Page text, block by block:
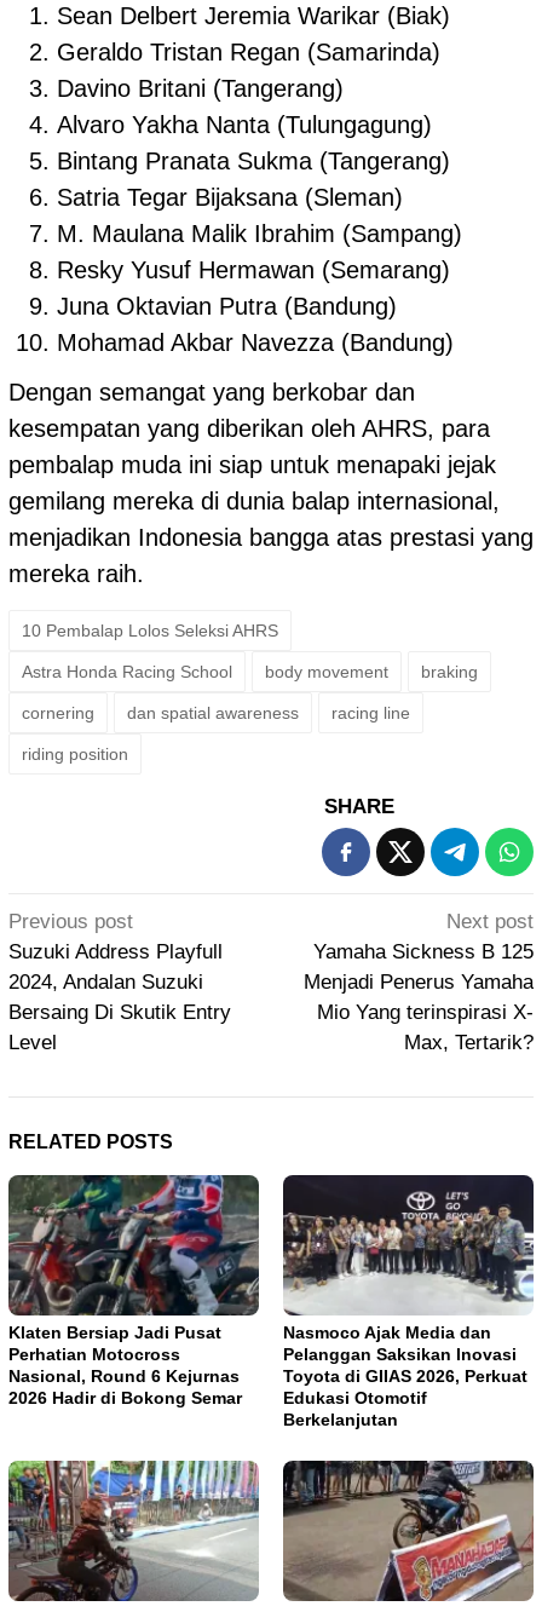
Sean Delbert Jeremia Warikar (Biak)
Geraldo Tristan Regan (Samarinda)
Davino Britani (Tangerang)
Alvaro Yakha Nanta (Tulungagung)
Bintang Pranata Sukma (Tangerang)
Satria Tegar Bijaksana (Sleman)
M. Maulana Malik Ibrahim (Sampang)
Resky Yusuf Hermawan (Semarang)
Juna Oktavian Putra (Bandung)
Mohamad Akbar Navezza (Bandung)
Dengan semangat yang berkobar dan
kesempatan yang diberikan oleh AHRS, para
pembalap muda ini siap untuk menapaki jejak
gemilang mereka di dunia balap internasional,
menjadikan Indonesia bangga atas prestasi yang
mereka raih.
10 Pembalap Lolos Seleksi AHRS
Astra Honda Racing School body movement braking
cornering dan spatial awareness racing line
riding position
SHARE
Post
navigation
Previous post
Suzuki Address Playfull
2024, Andalan Suzuki
Bersaing Di Skutik Entry
Level
Next post
Yamaha Sickness B 125
Menjadi Penerus Yamaha
Mio Yang terinspirasi X-
Max, Tertarik?
RELATED POSTS
Klaten Bersiap Jadi Pusat
Perhatian Motocross
Nasional, Round 6 Kejurnas
2026 Hadir di Bokong Semar
Nasmoco Ajak Media dan
Pelanggan Saksikan Inovasi
Toyota di GIIAS 2026, Perkuat
Edukasi Otomotif
Berkelanjutan